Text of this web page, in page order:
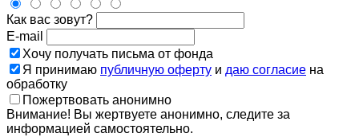
Как вас зовут?
E-mail
Хочу получать письма от фонда
Я принимаю публичную оферту и даю согласие на
обработку
Пожертвовать анонимно
Внимание! Вы жертвуете анонимно, следите за
информацией самостоятельно.